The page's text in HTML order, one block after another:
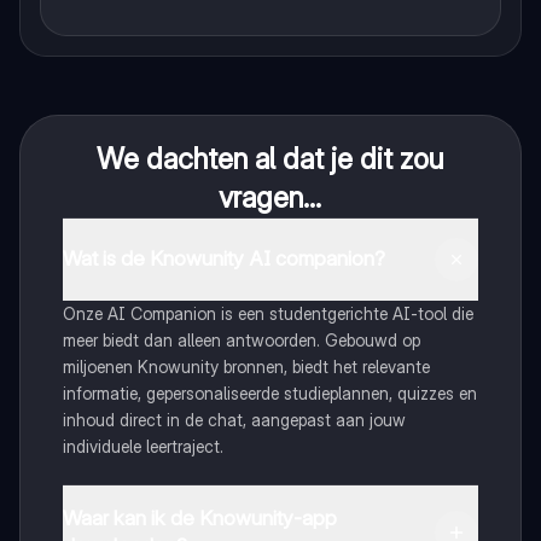
We dachten al dat je dit zou
vragen...
Onze AI Companion is een studentgerichte AI-tool die
meer biedt dan alleen antwoorden. Gebouwd op
miljoenen Knowunity bronnen, biedt het relevante
informatie, gepersonaliseerde studieplannen, quizzes en
inhoud direct in de chat, aangepast aan jouw
individuele leertraject.